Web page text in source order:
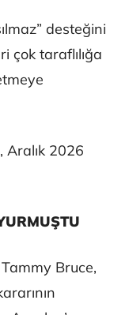
desteğini
çok taraflılığa
Aralık 2026
Tammy Bruce,